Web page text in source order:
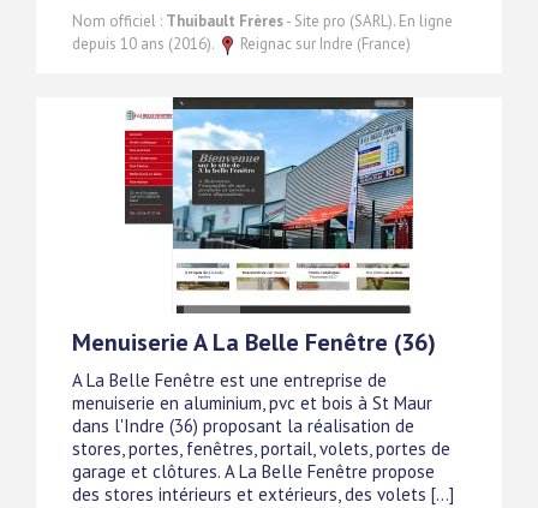
Nom officiel : Thuibault Frères- Site pro (SARL). En ligne
depuis 10 ans (2016).
Reignac sur Indre (France)
Menuiserie A La Belle Fenêtre (36)
A La Belle Fenêtre est une entreprise de
menuiserie en aluminium, pvc et bois à St Maur
dans l'Indre (36) proposant la réalisation de
stores, portes, fenêtres, portail, volets, portes de
garage et clôtures. A La Belle Fenêtre propose
des stores intérieurs et extérieurs, des volets [...]